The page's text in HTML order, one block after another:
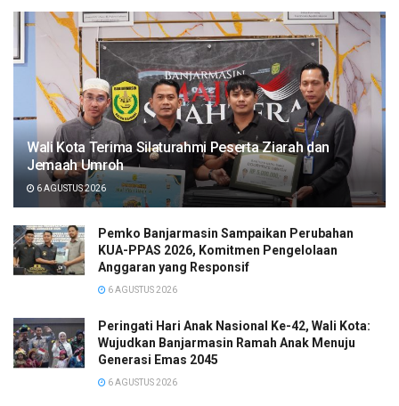
Wali Kota Terima Silaturahmi Peserta Ziarah dan
Jemaah Umroh
6 AGUSTUS 2026
Pemko Banjarmasin Sampaikan Perubahan
KUA-PPAS 2026, Komitmen Pengelolaan
Anggaran yang Responsif
6 AGUSTUS 2026
Peringati Hari Anak Nasional Ke-42, Wali Kota:
Wujudkan Banjarmasin Ramah Anak Menuju
Generasi Emas 2045
6 AGUSTUS 2026